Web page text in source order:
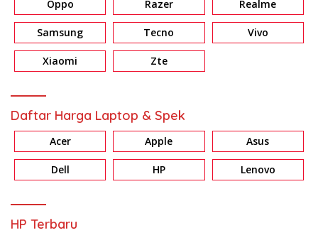
Oppo Razer Realme
Samsung Tecno Vivo
Xiaomi Zte
Daftar Harga Laptop & Spek
Acer Apple Asus
Dell HP Lenovo
HP Terbaru